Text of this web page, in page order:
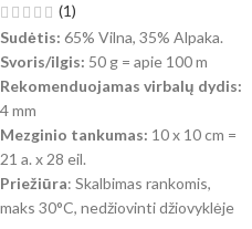
(1)
Sudėtis: 65% Vilna, 35% Alpaka.
Svoris/ilgis: 50 g = apie 100 m
Rekomenduojamas virbalų dydis:
4 mm
Mezginio tankumas: 10 x 10 cm =
21 a. x 28 eil.
Priežiūra: Skalbimas rankomis,
maks 30°C, nedžiovinti džiovyklėje